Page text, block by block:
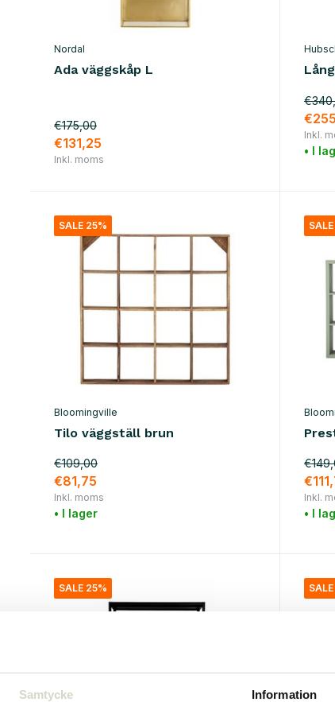
Samtycke Information
Nordal
Ada väggskåp L
€175,00
€131,25
Inkl. moms
Inkl.
• I
SALE 25%
Bloomingville
Tilo väggställ brun
€109,00
€81,75
Inkl. moms
• I lager
Inkl.
• I
SALE 25%